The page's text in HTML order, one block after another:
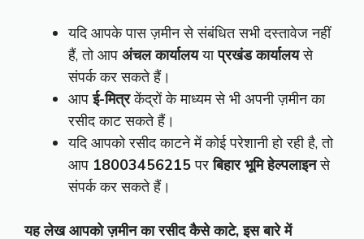
यदि आपके पास ज़मीन से संबंधित सभी दस्तावेज नहीं
हैं, तो आप अंचल कार्यालययाप्रखंड कार्यालयसे
संपर्क कर सकते हैं।
आपई-मित्रकेंद्रों के माध्यम से भी अपनी ज़मीन का
रसीद काट सकते हैं।
यदि आपको रसीद काटने में कोई परेशानी हो रही है, तो
आप 18003456215परबिहार भूमि हेल्पलाइनसे
संपर्क कर सकते हैं।
यह लेख आपको ज़मीन का रसीद कैसे काटे, इस बारे में